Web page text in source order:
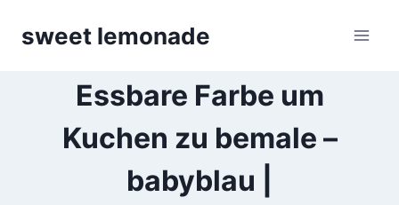
sweet lemonade
Essbare Farbe um
Kuchen zu bemale –
babyblau |